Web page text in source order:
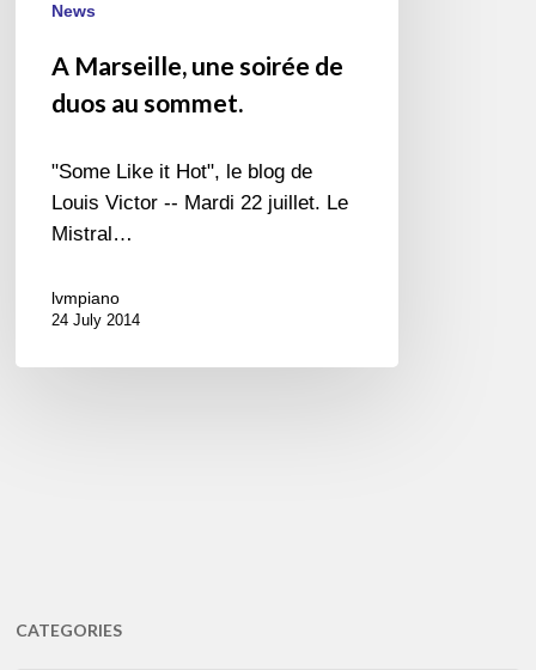
News
A Marseille, une soirée de
duos au sommet.
"Some Like it Hot", le blog de
Louis Victor -- Mardi 22 juillet. Le
Mistral…
lvmpiano
24 July 2014
CATEGORIES